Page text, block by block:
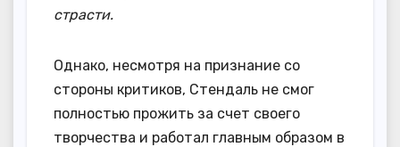
страсти.
Однако, несмотря на признание со
стороны критиков, Стендаль не смог
полностью прожить за счет своего
творчества и работал главным образом в